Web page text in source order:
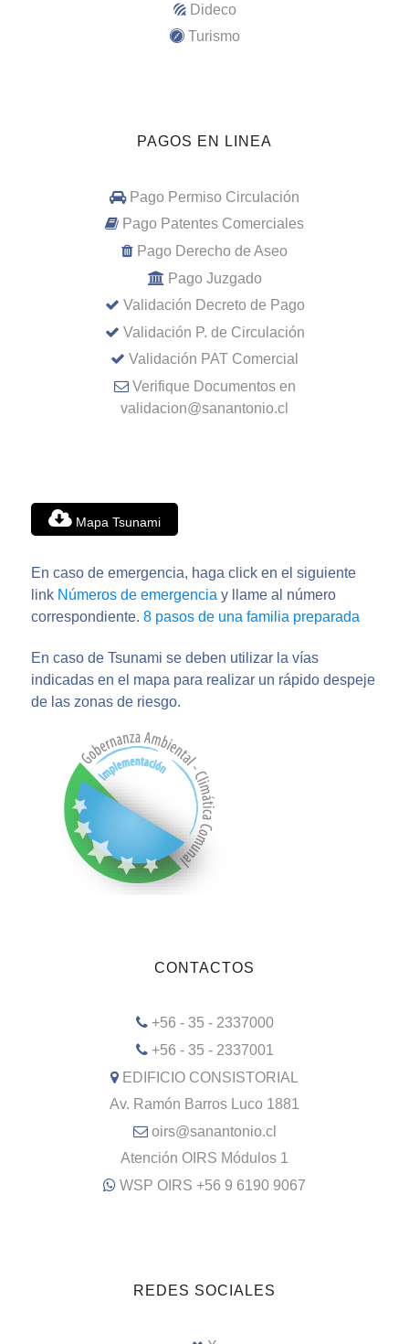
Dideco
Turismo
PAGOS EN LINEA
Pago Permiso Circulación
Pago Patentes Comerciales
Pago Derecho de Aseo
Pago Juzgado
Validación Decreto de Pago
Validación P. de Circulación
Validación PAT Comercial
Verifique Documentos en
validacion@sanantonio.cl
Mapa Tsunami
En caso de emergencia, haga click en el siguiente
link Números de emergencia y llame al número
correspondiente. 8 pasos de una familia preparada
En caso de Tsunami se deben utilizar la vías
indicadas en el mapa para realizar un rápido despeje
de las zonas de riesgo.
CONTACTOS
+56 - 35 - 2337000
+56 - 35 - 2337001
EDIFICIO CONSISTORIAL
Av. Ramón Barros Luco 1881
oirs@sanantonio.cl
Atención OIRS Módulos 1
WSP OIRS +56 9 6190 9067
REDES SOCIALES